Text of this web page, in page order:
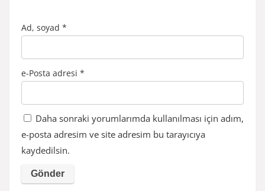
Ad, soyad *
e-Posta adresi *
Daha sonraki yorumlarımda kullanılması için adım,
e-posta adresim ve site adresim bu tarayıcıya
kaydedilsin.